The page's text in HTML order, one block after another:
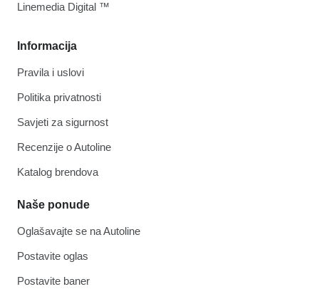
Informacija
Pravila i uslovi
Politika privatnosti
Savjeti za sigurnost
Recenzije o Autoline
Katalog brendova
Naše ponude
Oglašavajte se na Autoline
Postavite oglas
Postavite baner
Linemedia Digital ™